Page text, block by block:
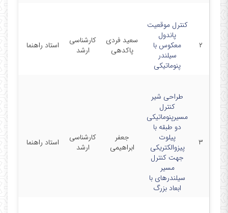
۲
کنترل موقعیت
پاندول
معکوس با
سیلندر
پنوماتیکی
سعید فردی
پاکدهی
کارشناسی
ارشد
استاد راهنما
۳
طراحی شیر
کنترل
مسیرپنوماتیکی
دو طبقه با
پیلوت
پیزوالکتریکی
جهت کنترل
مسیر
سیلندرهای با
ابعاد بزرگ
جعفر
ابراهیمی
کارشناسی
ارشد
استاد راهنما